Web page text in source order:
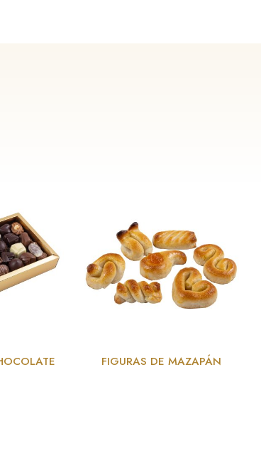
FIGURAS DE MAZAPÁN